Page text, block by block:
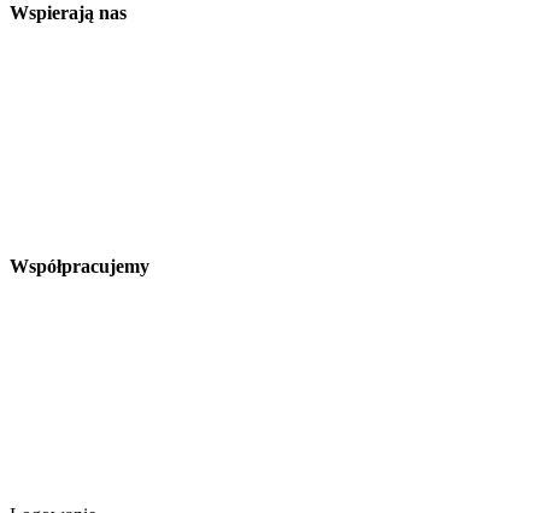
Wspierają nas
Współpracujemy